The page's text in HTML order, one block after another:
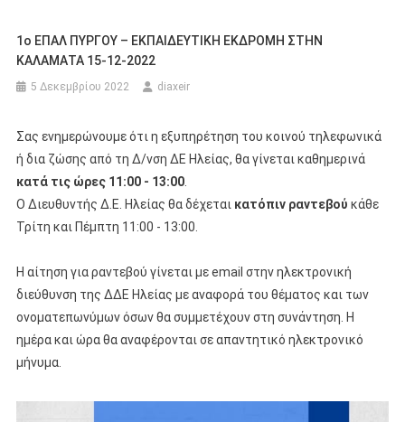
1o ΕΠΑΛ ΠΥΡΓΟΥ – ΕΚΠΑΙΔΕΥΤΙΚΗ ΕΚΔΡΟΜΗ ΣΤΗΝ
ΚΑΛΑΜΑΤΑ 15-12-2022
5 Δεκεμβρίου 2022 diaxeir
Σας ενημερώνουμε ότι η εξυπηρέτηση του κοινού τηλεφωνικά
ή δια ζώσης από τη Δ/νση ΔΕ Ηλείας, θα γίνεται καθημερινά
κατά τις ώρες 11:00 - 13:00.
Ο Διευθυντής Δ.Ε. Ηλείας θα δέχεται κατόπιν ραντεβού κάθε
Τρίτη και Πέμπτη 11:00 - 13:00.
Η αίτηση για ραντεβού γίνεται με email στην ηλεκτρονική
διεύθυνση της ΔΔΕ Ηλείας με αναφορά του θέματος και των
ονοματεπωνύμων όσων θα συμμετέχουν στη συνάντηση. Η
ημέρα και ώρα θα αναφέρονται σε απαντητικό ηλεκτρονικό
μήνυμα.